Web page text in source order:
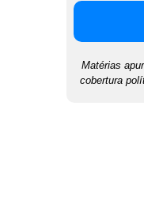
Matérias
cobertura